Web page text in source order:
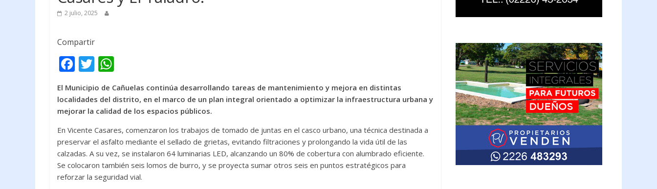
2 julio, 2025
Compartir
F
ac
e
b
o
o
k
T
w
itt
er
h
at
s
A
p
p
El Municipio de Cañuelas continúa desarrollando tareas de mantenimiento y mejora en distintas
localidades del distrito, en el marco de un plan integral orientado a optimizar la infraestructura urbana y
mejorar la calidad de los espacios públicos.
En Vicente Casares, comenzaron los trabajos de tomado de juntas en el casco urbano, una técnica destinada a
preservar el asfalto mediante el sellado de grietas, evitando filtraciones y prolongando la vida útil de las
calzadas. A su vez, se instalaron 64 luminarias LED, alcanzando un 80% de cobertura con alumbrado eficiente.
Se colocaron también seis lomos de burro, y se proyecta sumar otros seis en puntos estratégicos para
reforzar la seguridad vial.